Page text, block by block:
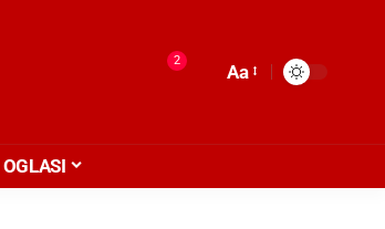
2
Aa
OGLASI